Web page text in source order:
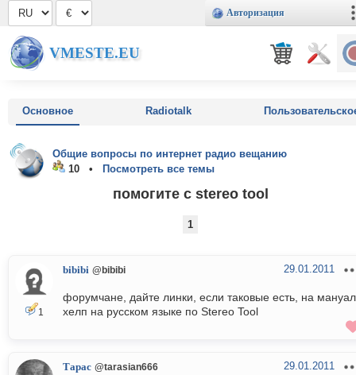
Авторизация
VMESTE.EU
Основное Radiotalk
Общие вопросы по интернет радио вещанию
10 •
Посмотреть все темы
помогите с stereo tool
1
1
bibibi @bibibi 29.01.2011
форумчане, дайте линки, если таковые есть, на
хелп на русском языке по Stereo Tool
Тарас @tarasian666 29.01.2011